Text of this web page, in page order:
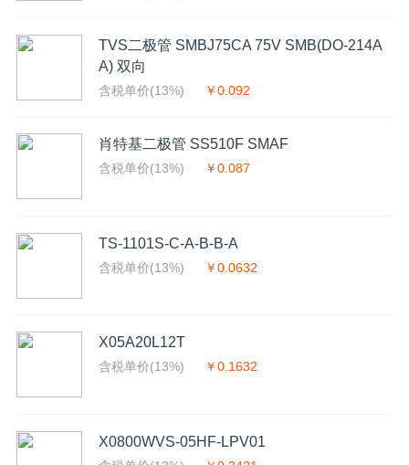
TVS二极管 SMBJ75CA 75V SMB(DO-214A
A) 双向
含税单价(13%) ￥0.092
肖特基二极管 SS510F SMAF
含税单价(13%) ￥0.087
TS-1101S-C-A-B-B-A
含税单价(13%) ￥0.0632
X05A20L12T
含税单价(13%) ￥0.1632
X0800WVS-05HF-LPV01